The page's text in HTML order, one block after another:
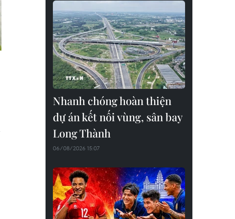
Nhanh chóng hoàn thiện
dự án kết nối vùng, sân bay
Long Thành
06/08/2026 15:07